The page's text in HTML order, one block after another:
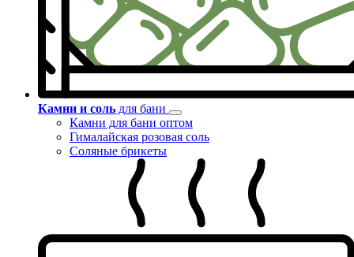
Камни и соль для бани
Камни для бани оптом
Гималайская розовая соль
Соляные брикеты